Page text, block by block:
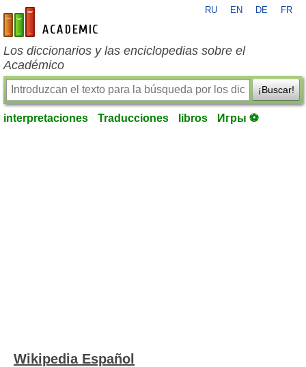
es-academic.com
RU EN DE FR
Los diccionarios y las enciclopedias sobre el
Académico
¡Buscar!
interpretaciones Traducciones libros Игры ⚽
Wikipedia Español